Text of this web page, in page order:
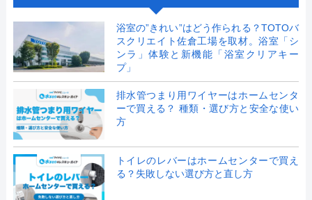
浴室の”きれい”はどう作られる？TOTOバ
スクリエイト佐倉工場を取材。浴室「シ
ンラ」体験と新機能「浴室クリアキー
プ」
排水管つまり用ワイヤーはホームセンタ
ーで買える？ 種類・選び方と安全な使い
方
トイレのレバーはホームセンターで買え
る？失敗しない選び方と直し方